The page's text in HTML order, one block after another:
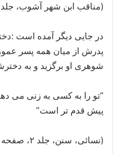
(مناقب ابن شهر آشوب، جلد ۳، صفحه ۳۴۵)
در جایی دیگر آمده است
پدرش از میان همه پسر
شوهری او برگزید و به
“تو را به کسی به زنی می
پیش قدم تر است”
(نسائی، سنن، جلد ۲، صفحه ۳۱)